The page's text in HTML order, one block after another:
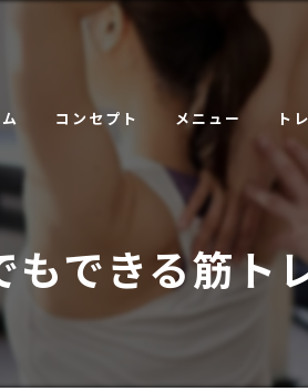
コンセプト メニュー ト
もできる筋ト